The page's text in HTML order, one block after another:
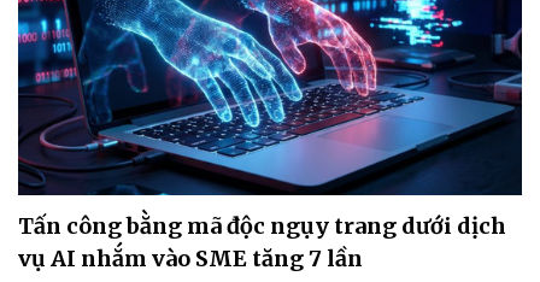
Tấn công bằng mã độc ngụy trang dưới dịch
vụ AI nhắm vào SME tăng 7 lần